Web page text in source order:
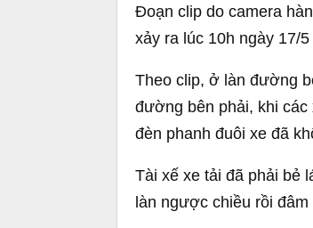
Đoạn clip do camera
xảy ra lúc 10h ngày 17/
Theo clip, ở làn đường
đường bên phải, khi các
đèn phanh đuôi xe đã
Tài xế xe tải đã phải bẻ
làn ngược chiều rồi